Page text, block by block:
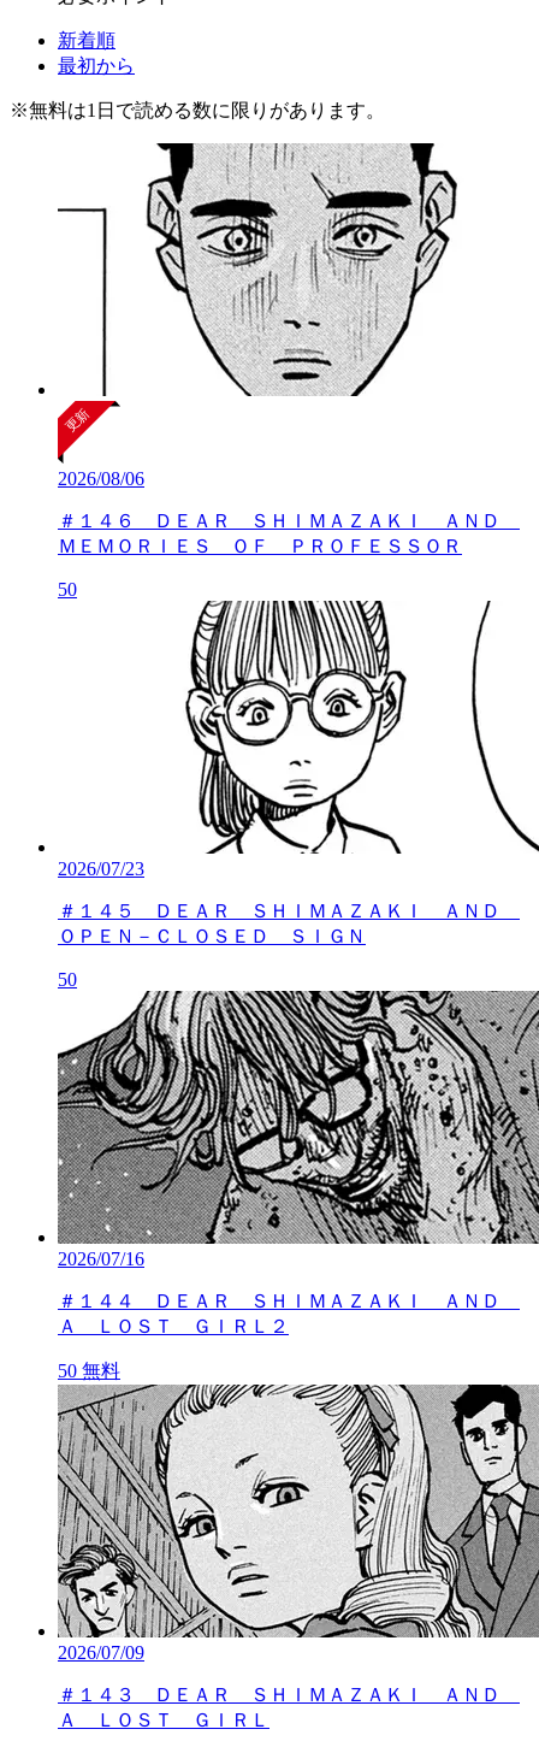
新着順
最初から
※無料は1日で読める数に限りがあります。
2026/08/06
＃１４６ ＤＥＡＲ ＳＨＩＭＡＺＡＫＩ ＡＮＤ
ＭＥＭＯＲＩＥＳ ＯＦ ＰＲＯＦＥＳＳＯＲ
50
2026/07/23
＃１４５ ＤＥＡＲ ＳＨＩＭＡＺＡＫＩ ＡＮＤ
ＯＰＥＮ－ＣＬＯＳＥＤ ＳＩＧＮ
50
2026/07/16
＃１４４ ＤＥＡＲ ＳＨＩＭＡＺＡＫＩ ＡＮＤ
Ａ ＬＯＳＴ ＧＩＲＬ２
50 無料
2026/07/09
＃１４３ ＤＥＡＲ ＳＨＩＭＡＺＡＫＩ ＡＮＤ
Ａ ＬＯＳＴ ＧＩＲＬ